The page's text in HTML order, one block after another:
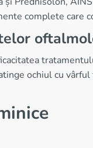
complete care
ochiul cu